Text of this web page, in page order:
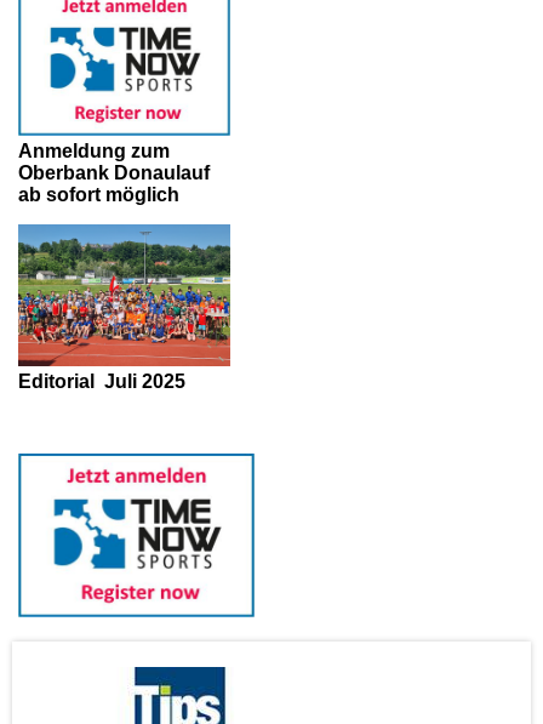
Anmeldung zum
Oberbank Donaulauf
ab sofort möglich
Editorial Juli 2025